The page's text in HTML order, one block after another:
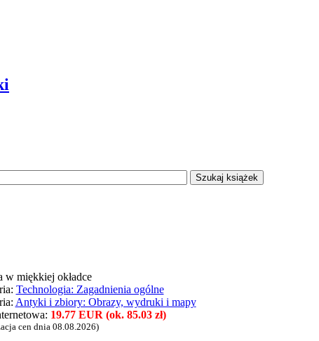
w miękkiej okładce
Technologia: Zagadnienia ogólne
Antyki i zbiory: Obrazy, wydruki i mapy
19.77 EUR (ok. 85.03 zł)
cen dnia 08.08.2026)